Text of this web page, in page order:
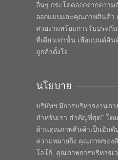
อื่นๆ กระโดดออกจากความจ
ออกแบบและคุณภาพสินค้า
สวยงามพร้อมการรับประ
ที่เดียวเท่านั้น เพื่อแบนด์สิ
ลูกค้าตั้งใจ
นโยบาย
บริษัทฯ มีการบริหารงานภ
สำหรับเรา สำคัญที่สุด” โด
ด้านคุณภาพสินค้าเป็นอันดั
ความหมายถึง คุณภาพขอ
โลโก้, คุณภาพการบริหารเ